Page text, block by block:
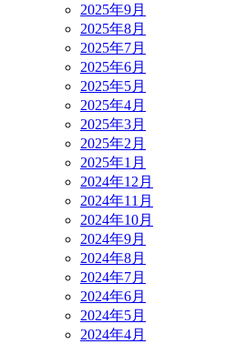
2025年9月
2025年8月
2025年7月
2025年6月
2025年5月
2025年4月
2025年3月
2025年2月
2025年1月
2024年12月
2024年11月
2024年10月
2024年9月
2024年8月
2024年7月
2024年6月
2024年5月
2024年4月